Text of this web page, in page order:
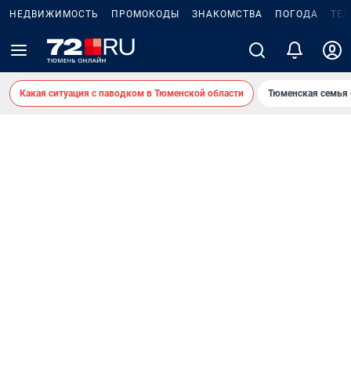
НЕДВИЖИМОСТЬ ПРОМОКОДЫ ЗНАКОМСТВА ПОГОДА
Какая ситуация с паводком в Тюменской области Тюменская семья